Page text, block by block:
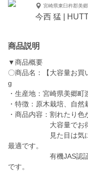
宮崎県東臼杵郡美
今西 猛 |
商品説明
▼商品概要
〇商品名：【大容量お買
g
・生産地：宮崎県美郷町
・特徴：原木栽培、自
・商品内容：割れたり色
大容量でお得な商
見た目は気にせず
最適です。
有機JAS認証を取
です。